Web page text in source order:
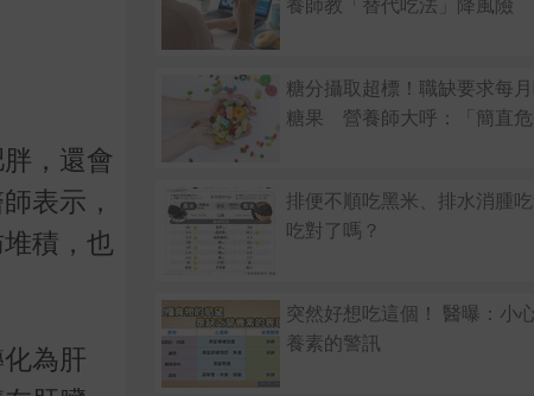
，還會
表示，
積，也
為肝
養師教「替代吃法」降風險
糖分攝取超標！職缺要求每
糖果 營養師大呼：「簡直
排便不順吃黑米、排水消腫
吃對了嗎？
突然好想吃這個！ 醫曝：小
養素的警訊